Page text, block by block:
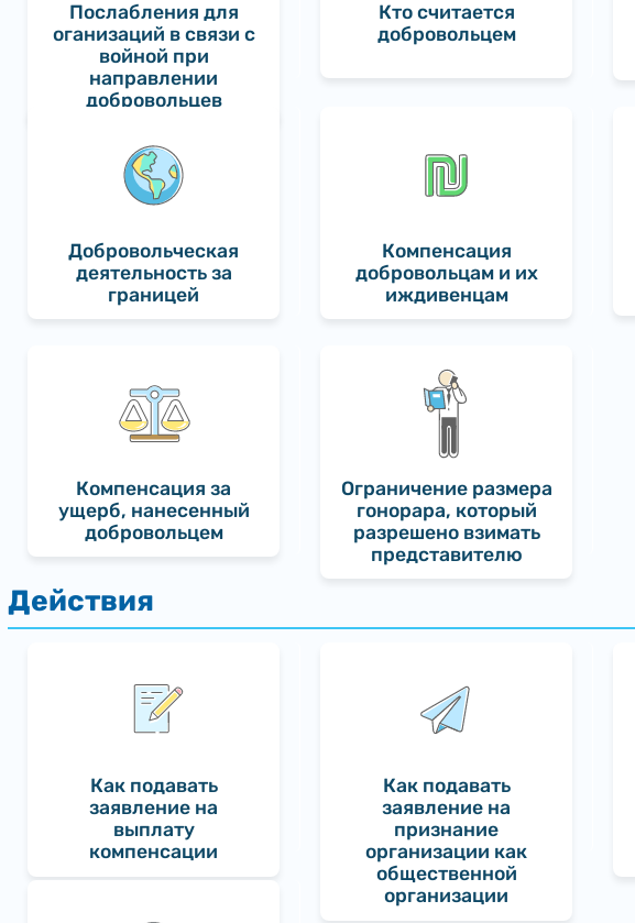
Послабления для
оганизаций в связи с
войной при
направлении
добровольцев
Кто считается
добровольцем
Добровольческая
деятельность за
границей
Компенсация
добровольцам и их
иждивенцам
Компенсация за
ущерб, нанесенный
добровольцем
Ограничение размера
гонорара, который
разрешено взимать
представителю
Как подавать
заявление на
выплату
компенсации
Как подавать
заявление на
признание
организации как
общественной
организации